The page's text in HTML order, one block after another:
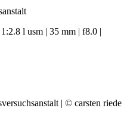
l usm | 35 mm | f8.0 |